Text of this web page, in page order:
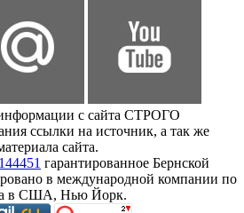
с сайта СТРОГО
ссылки на источник, а так же
сайта.
гарантированное Бернской
в международной компании по
в США, Нью Йорк.